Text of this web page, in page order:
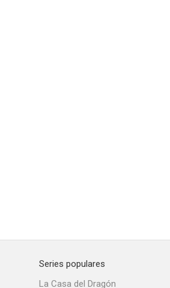
Series populares
La Casa del Dragón